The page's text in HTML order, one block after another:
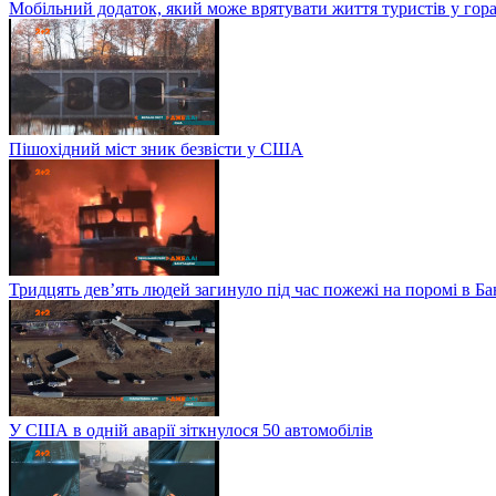
Мобільний додаток, який може врятувати життя туристів у
Пішохідний міст зник безвісти у США
Тридцять дев’ять людей загинуло під час пожежі на поромі в
У США в одній аварії зіткнулося 50 автомобілів